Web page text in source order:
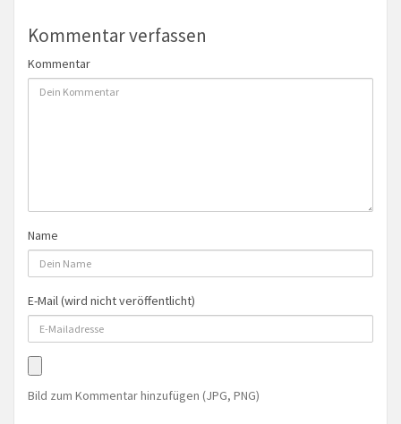
Kommentar verfassen
Kommentar
Name
E-Mail (wird nicht veröffentlicht)
Bild zum Kommentar hinzufügen (JPG, PNG)